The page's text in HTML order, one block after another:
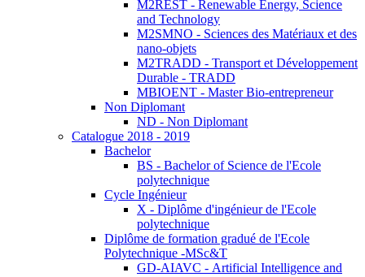
M2REST - Renewable Energy, Science
and Technology
M2SMNO - Sciences des Matériaux et des
nano-objets
M2TRADD - Transport et Développement
Durable - TRADD
MBIOENT - Master Bio-entrepreneur
Non Diplomant
ND - Non Diplomant
Catalogue 2018 - 2019
Bachelor
BS - Bachelor of Science de l'Ecole
polytechnique
Cycle Ingénieur
X - Diplôme d'ingénieur de l'Ecole
polytechnique
Diplôme de formation gradué de l'Ecole
Polytechnique -MSc&T
GD-AIAVC - Artificial Intelligence and